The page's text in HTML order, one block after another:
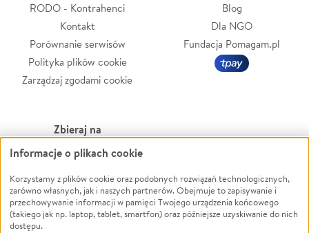
RODO - Kontrahenci
Kontakt
Porównanie serwisów
Polityka plików cookie
Zarządzaj zgodami cookie
Blog
Dla NGO
Fundacja Pomagam.pl
Zbieraj na
Leczenie
Zwierzęta
Pożar
Ukraina
Powódź
Wichura
NGO
Informacje o plikach cookie
Korzystamy z plików cookie oraz podobnych rozwiązań technologicznych,
zarówno własnych, jak i naszych partnerów. Obejmuje to zapisywanie i
przechowywanie informacji w pamięci Twojego urządzenia końcowego
(takiego jak np. laptop, tablet, smartfon) oraz późniejsze uzyskiwanie do nich
dostępu.